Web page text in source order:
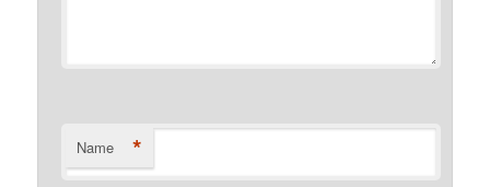
Name *